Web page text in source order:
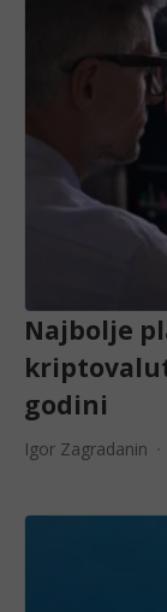
Najbolje
godini
Igor Zagradanin